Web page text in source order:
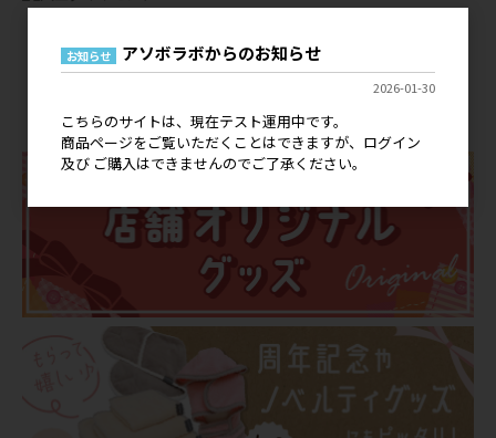
店舗オリジナルグッズ
お知らせ アソボラボからのお知らせ
2026-01-30
こちらのサイトは、現在テスト運用中です。
商品ページをご覧いただくことはできますが、ログイン
及び ご購入はできませんのでご了承ください。